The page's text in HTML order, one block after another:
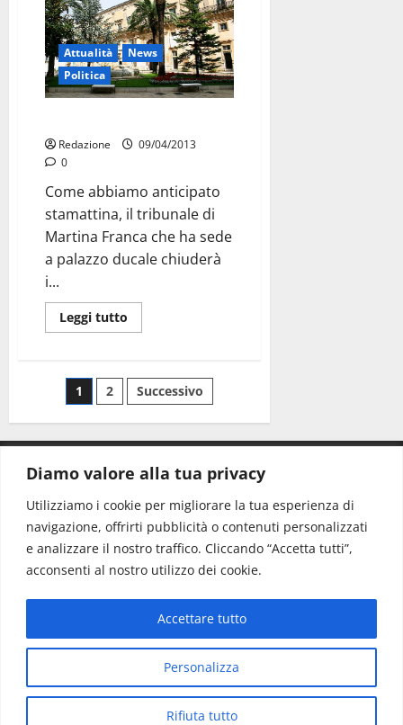
Diamo valore alla tua privacy
Utilizziamo i cookie per migliorare la tua esperienza di
navigazione, offrirti pubblicità o contenuti personalizzati
e analizzare il nostro traffico. Cliccando “Accetta tutti”,
acconsenti al nostro utilizzo dei cookie.
Personalizza
Rifiuta tutto
Accettare tutto
Attualità
News
Politica
Redazione
09/04/2013
0
Come abbiamo anticipato
stamattina, il tribunale di
Martina Franca che ha sede
a palazzo ducale chiuderà
i...
Leggi tutto
1 2 Successivo
CONTATTI.
Redazione: redazione@www.martinasera.it
Direttore:direttore@www.martinasera.it
Info & Commerciale:info@www.martinasera.it
Home News Vivere la città EVENTI
Salute
Il Blog del Direttore
Copyright © All rights reserved.